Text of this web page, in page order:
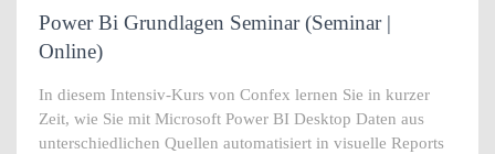
Power Bi Grundlagen Seminar (Seminar |
Online)
In diesem Intensiv-Kurs von Confex lernen Sie in kurzer
Zeit, wie Sie mit Microsoft Power BI Desktop Daten aus
unterschiedlichen Quellen automatisiert in visuelle Reports